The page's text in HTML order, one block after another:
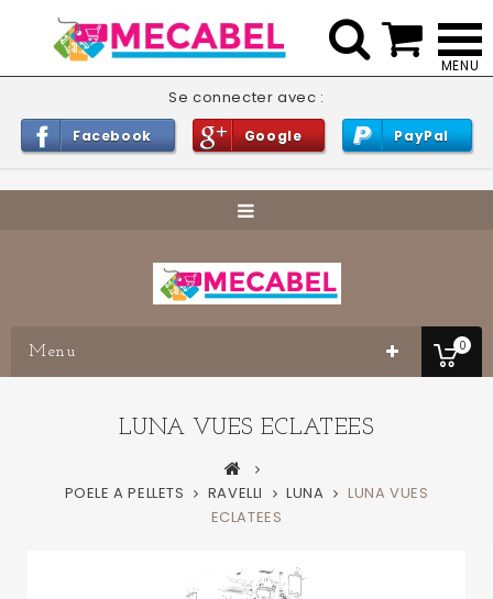
Se connecter avec :
Facebook Google PayPal
0
Menu
LUNA VUES ECLATEES
POELE A PELLETS RAVELLI LUNA
LUNA VUES
ECLATEES
 